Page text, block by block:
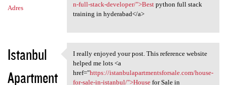
Adres
n-full-stack-developer/">Bestpython full stack
training in hyderabad</a>
Istanbul
Apartment
I really enjoyed your post.
I really enjoyed your post. This reference website
helped me lots <a
href="https://istanbulapartmentsforsale.com/house-
for-sale-in-istanbul/">Housefor Sale in